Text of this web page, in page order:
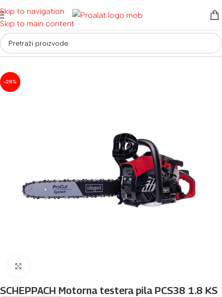
Skip to navigation
Skip to main content
Početna/ Električni alati
-28%
SCHEPPACH Motorna testera pila PCS38 1.8 KS